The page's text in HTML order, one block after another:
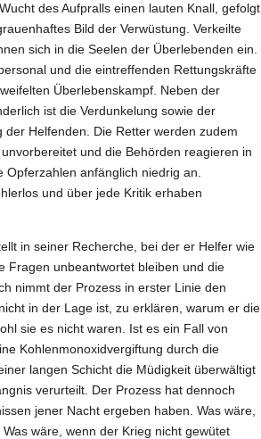
des Aufpralls einen lauten Knall, gefolgt
Bild der Verwüstung. Verkeilte
sich in die Seelen der Überlebenden ein.
und die eintreffenden Rettungskräfte
Überlebenskampf. Neben der
ist die Verdunkelung sowie der
Helfenden. Die Retter werden zudem
und die Behörden reagieren in
anfänglich niedrig an.
und über jede Kritik erhaben
in seiner Recherche, bei der er Helfer wie
Fragen unbeantwortet bleiben und die
nimmt der Prozess in erster Linie den
in der Lage ist, zu erklären, warum er die
sie es nicht waren. Ist es ein Fall von
Kohlenmonoxidvergiftung durch die
langen Schicht die Müdigkeit überwältigt
verurteilt. Der Prozess hat dennoch
jener Nacht ergeben haben. Was wäre,
wäre, wenn der Krieg nicht gewütet